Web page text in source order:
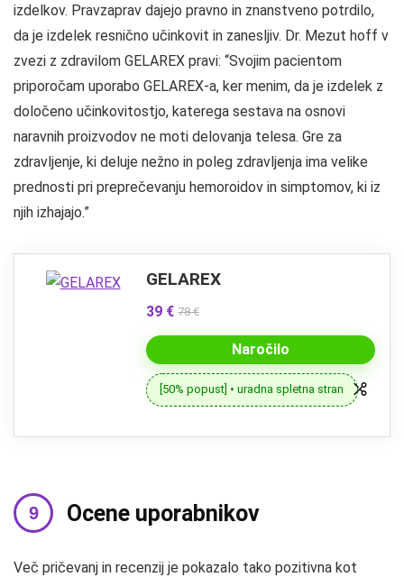
izdelkov. Pravzaprav dajejo pravno in znanstveno potrdilo,
da je izdelek resnično učinkovit in zanesljiv. Dr. Mezut hoff v
zvezi z zdravilom GELAREX pravi: “Svojim pacientom
priporočam uporabo GELAREX-a, ker menim, da je izdelek z
določeno učinkovitostjo, katerega sestava na osnovi
naravnih proizvodov ne moti delovanja telesa. Gre za
zdravljenje, ki deluje nežno in poleg zdravljenja ima velike
prednosti pri preprečevanju hemoroidov in simptomov, ki iz
njih izhajajo.”
GELAREX
39 € 78 €
Naročilo
[50% popust] • uradna spletna stran
Ocene uporabnikov
Več pričevanj in recenzij je pokazalo tako pozitivna kot